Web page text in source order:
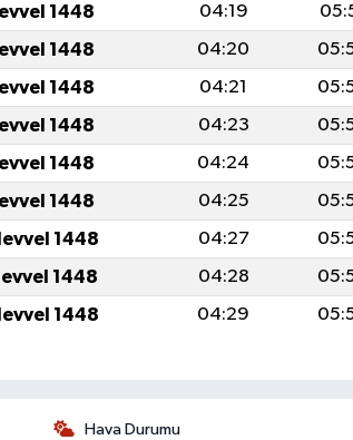
1448 04:19
1448 04:20
1448 04:21
1448 04:23
1448 04:24
1448 04:25
1448 04:27
1448 04:28
1448 04:29
Hava Durumu